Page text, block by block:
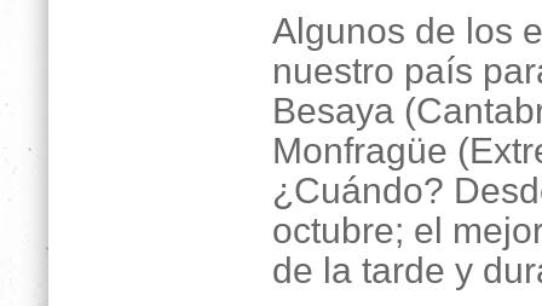
Algunos de los
nuestro país
Besaya
Monfragüe
¿Cuándo?
octubre; el
de la tarde y